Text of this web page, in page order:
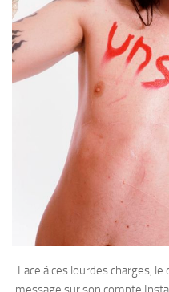
Face à ces lourdes charges,